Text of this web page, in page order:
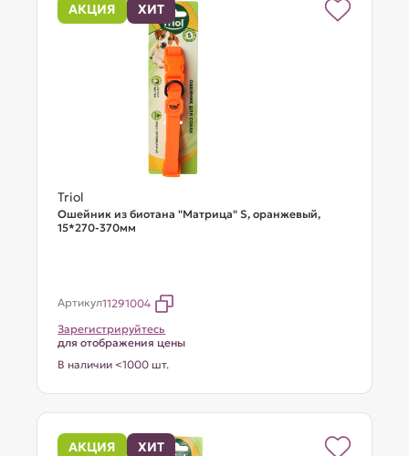
АКЦИЯ ХИТ
Triol
Ошейник из биотана "Матрица" S, оранжевый,
15*270-370мм
Артикул11291004
Зарегистрируйтесь
для отображения цены
В наличии <1000 шт.
АКЦИЯ ХИТ